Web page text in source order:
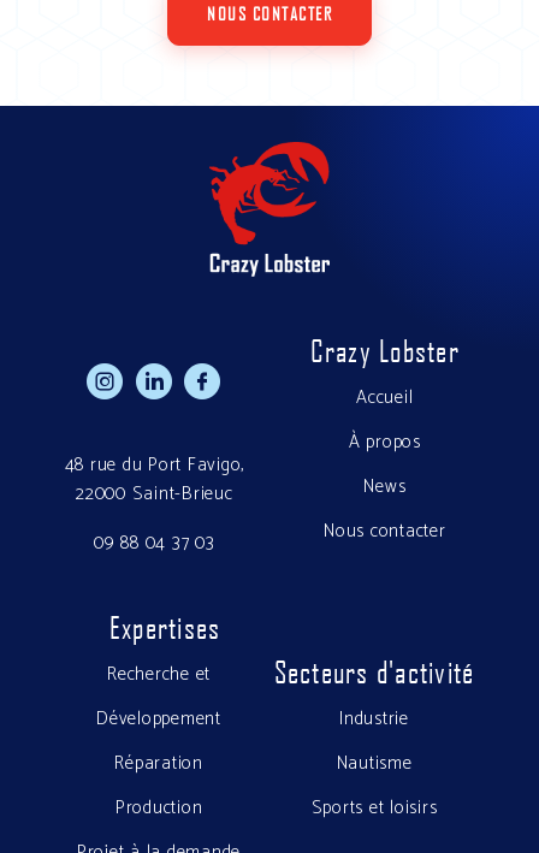
NOUS CONTACTER
h g f
48 rue du Port Favigo,
22000 Saint-Brieuc
09 88 04 37 03
Crazy Lobster
Accueil
À propos
News
Nous contacter
Expertises
Recherche et
Développement
Réparation
Production
Secteurs d'activité
Industrie
Nautisme
Sports et loisirs